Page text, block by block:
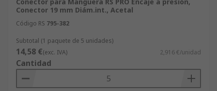
Conector 19 mm Diám.int., Acetal
Código RS 795-382
Subtotal (1 paquete de 5 unidades)
14,58 €(exc. IVA) 2,916 €/unidad
Cantidad